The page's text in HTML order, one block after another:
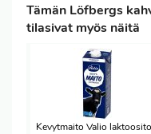
Tämän Löfbergs
tilasivat myös näitä
Kevytmaito Valio